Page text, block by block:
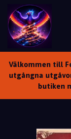
Välkommen till
utgångna
butiken